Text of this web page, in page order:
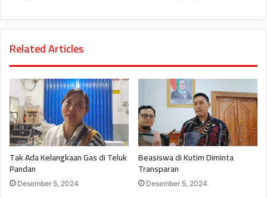
Related Articles
Tak Ada Kelangkaan Gas di Teluk
Pandan
Desember 5, 2024
Beasiswa di Kutim Diminta
Transparan
Desember 5, 2024